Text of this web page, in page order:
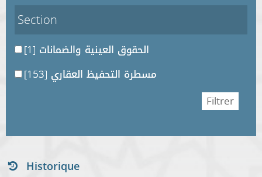
Section
الحقوق العينية والضمانات [1]
مسطرة التحفيظ العقاري [153]
Historique